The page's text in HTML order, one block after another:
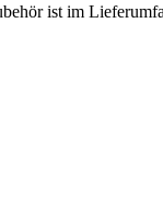
ist im